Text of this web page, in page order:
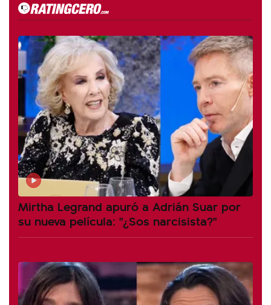
Mirtha Legrand apuró a Adrián Suar por
su nueva película: "¿Sos narcisista?"